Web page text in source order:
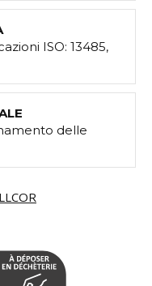
ISO: 13485,
delle